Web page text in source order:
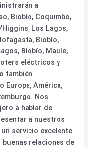
a
Biobío, Coquimbo,
Los Lagos,
Biobío,
Biobío, Maule,
eléctricos y
también
Europa, América,
Nos
a hablar de
a nuestros
servicio excelente.
relaciones de